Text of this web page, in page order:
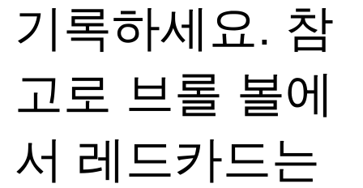
기록하세요. 참
고로 브롤 볼에
서 레드카드는